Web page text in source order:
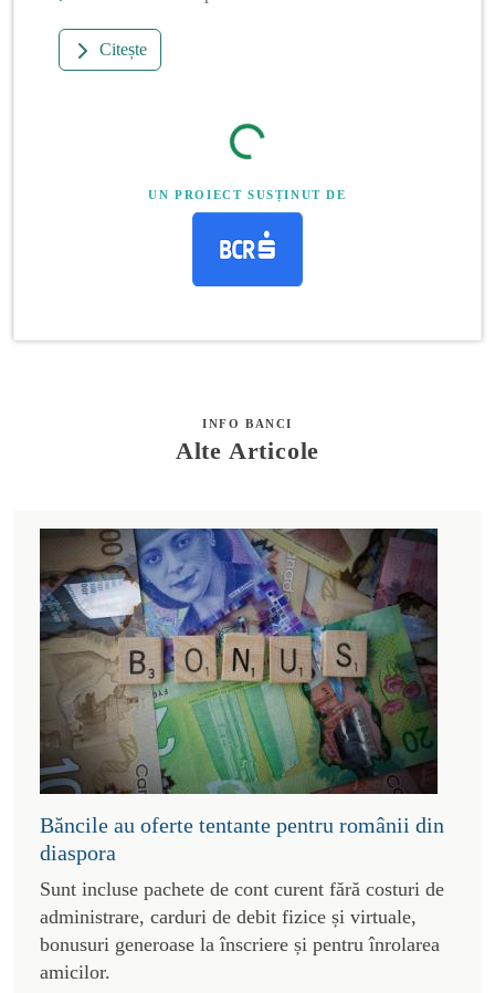
Citește
UN PROIECT SUSȚINUT DE
INFO BANCI
Alte Articole
Băncile au oferte tentante pentru românii din
diaspora
Sunt incluse pachete de cont curent fără costuri de
administrare, carduri de debit fizice și virtuale,
bonusuri generoase la înscriere și pentru înrolarea
amicilor.